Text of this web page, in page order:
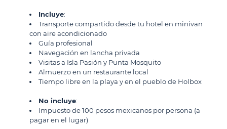
Incluye:
Transporte compartido desde tu hotel en minivan
con aire acondicionado
Guía profesional
Navegación en lancha privada
Visitas a Isla Pasión y Punta Mosquito
Almuerzo en un restaurante local
Tiempo libre en la playa y en el pueblo de Holbox
No incluye:
Impuesto de 100 pesos mexicanos por persona (a
pagar en el lugar)